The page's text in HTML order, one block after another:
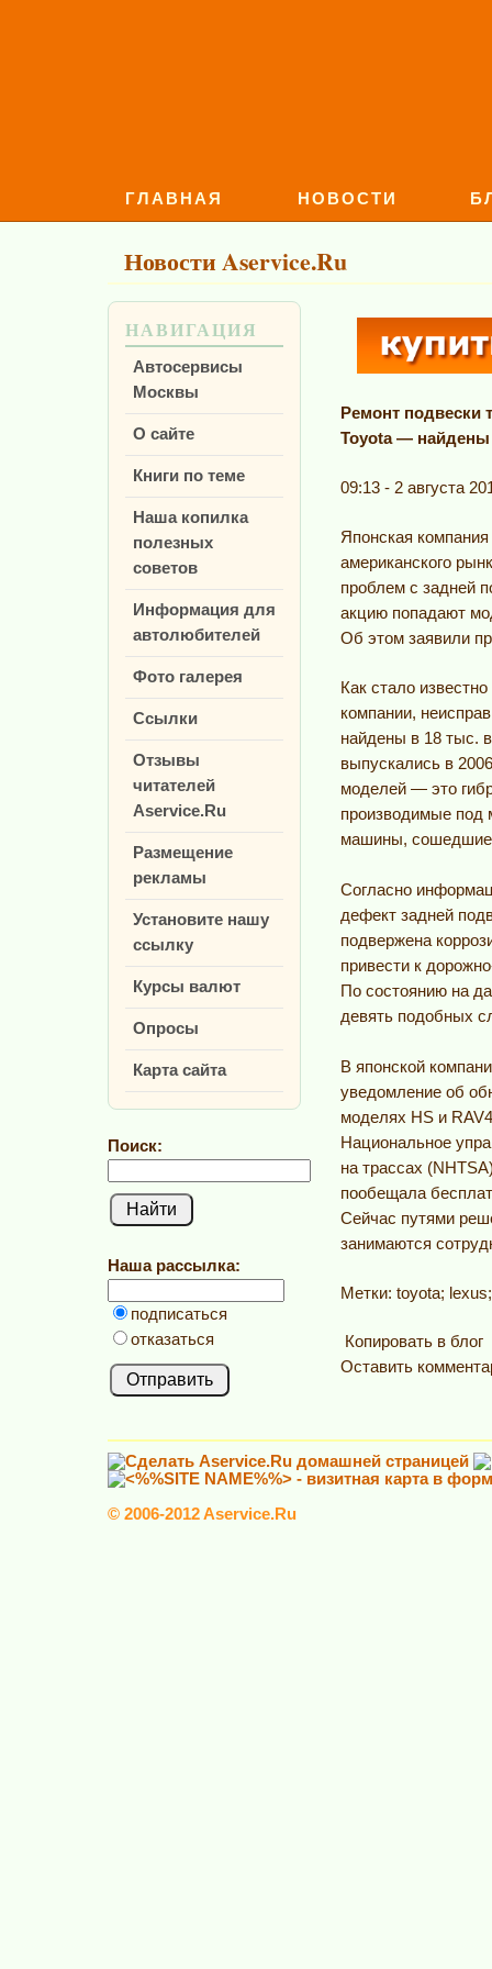
ГЛАВНАЯ НОВОСТИ
Новости Aservice.Ru
НАВИГАЦИЯ
Автосервисы
Москвы
О сайте
Книги по теме
Наша копилка
полезных
советов
Информация для
автолюбителей
Фото галерея
Ссылки
Отзывы
читателей
Aservice.Ru
Размещение
рекламы
Установите нашу
ссылку
Курсы валют
Опросы
Карта сайта
Поиск:
Наша рассылка:
подписаться
отказаться
Ремонт подвески
Toyota — найдены
09:13 - 2 августа
Японская компания
американского
проблем с задней
акцию попадают
Об этом заявили
Как стало
компании,
найдены в 18 тыс.
выпускались в
моделей — это
производимые под
машины, сошедшие
Согласно
дефект задней
подвержена
привести к
По состоянию на
девять подобных
В японской
уведомление об
моделях HS и
Национальное
на трассах
пообещала
Сейчас путями
занимаются
Метки: toyota;
Копировать в блог
Оставить
© 2006-2012 Aservice.Ru